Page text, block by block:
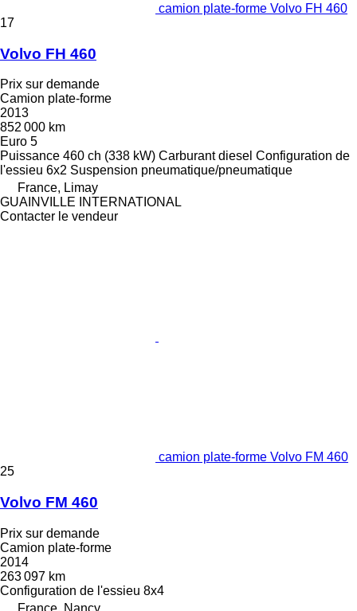
camion plate-forme Volvo FH 460
17
Volvo FH 460
Prix sur demande
Camion plate-forme
2013
852 000 km
Euro 5
Puissance 460 ch (338 kW) Carburant diesel Configuration de
l'essieu 6x2 Suspension pneumatique/pneumatique
France, Limay
GUAINVILLE INTERNATIONAL
Contacter le vendeur
camion plate-forme Volvo FM 460
25
Volvo FM 460
Prix sur demande
Camion plate-forme
2014
263 097 km
Configuration de l'essieu 8x4
France, Nancy